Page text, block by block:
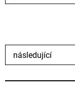
následující